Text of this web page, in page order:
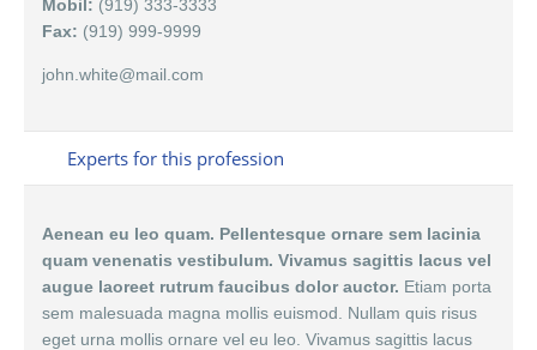
Mobil: (919) 333-3333
Fax: (919) 999-9999
john.white@mail.com
Experts for this profession
Aenean eu leo quam. Pellentesque ornare sem lacinia
quam venenatis vestibulum. Vivamus sagittis lacus vel
augue laoreet rutrum faucibus dolor auctor. Etiam porta
sem malesuada magna mollis euismod. Nullam quis risus
eget urna mollis ornare vel eu leo. Vivamus sagittis lacus